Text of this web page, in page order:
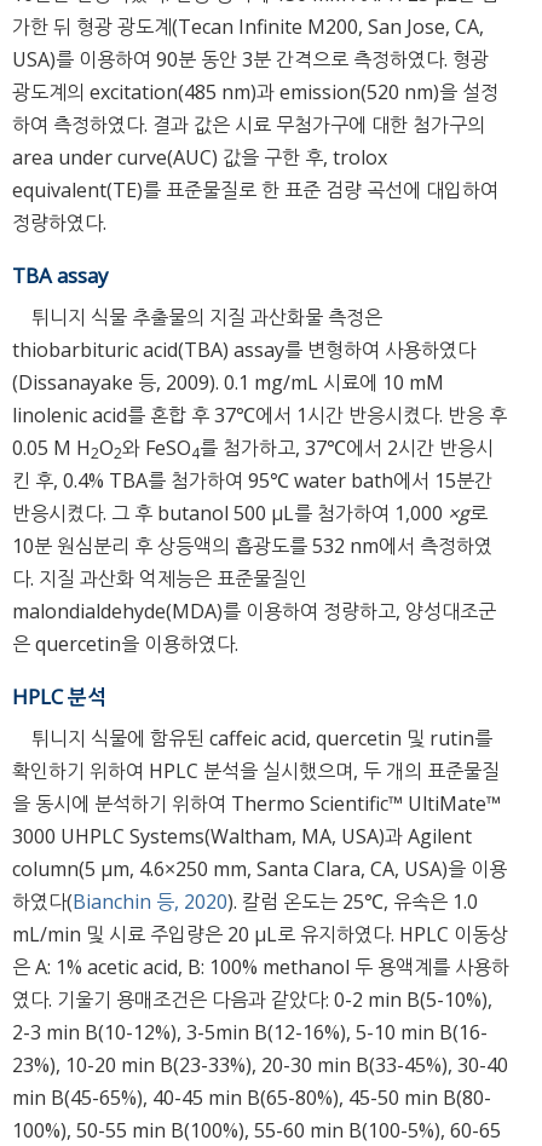
가한 뒤 형광 광도계(Tecan Infinite M200, San Jose, CA,
USA)를 이용하여 90분 동안 3분 간격으로 측정하였다. 형광
광도계의 excitation(485 nm)과 emission(520 nm)을 설정
하여 측정하였다. 결과 값은 시료 무첨가구에 대한 첨가구의
area under curve(AUC) 값을 구한 후, trolox
equivalent(TE)를 표준물질로 한 표준 검량 곡선에 대입하여
정량하였다.
TBA assay
튀니지 식물 추출물의 지질 과산화물 측정은
thiobarbituric acid(TBA) assay를 변형하여 사용하였다
(Dissanayake 등, 2009). 0.1 mg/mL 시료에 10 mM
linolenic acid를 혼합 후 37℃에서 1시간 반응시켰다. 반응 후
0.05 M H2O2와 FeSO4를 첨가하고, 37℃에서 2시간 반응시
킨 후, 0.4% TBA를 첨가하여 95℃ water bath에서 15분간
반응시켰다. 그 후 butanol 500 μL를 첨가하여 1,000 ×g로
10분 원심분리 후 상등액의 흡광도를 532 nm에서 측정하였
다. 지질 과산화 억제능은 표준물질인
malondialdehyde(MDA)를 이용하여 정량하고, 양성대조군
은 quercetin을 이용하였다.
HPLC 분석
튀니지 식물에 함유된 caffeic acid, quercetin 및 rutin를
확인하기 위하여 HPLC 분석을 실시했으며, 두 개의 표준물질
을 동시에 분석하기 위하여 Thermo Scientific™ UltiMate™
3000 UHPLC Systems(Waltham, MA, USA)과 Agilent
column(5 μm, 4.6×250 mm, Santa Clara, CA, USA)을 이용
하였다(Bianchin 등, 2020). 칼럼 온도는 25℃, 유속은 1.0
mL/min 및 시료 주입량은 20 μL로 유지하였다. HPLC 이동상
은 A: 1% acetic acid, B: 100% methanol 두 용액계를 사용하
였다. 기울기 용매조건은 다음과 같았다: 0-2 min B(5-10%),
2-3 min B(10-12%), 3-5min B(12-16%), 5-10 min B(16-
23%), 10-20 min B(23-33%), 20-30 min B(33-45%), 30-40
min B(45-65%), 40-45 min B(65-80%), 45-50 min B(80-
100%), 50-55 min B(100%), 55-60 min B(100-5%), 60-65